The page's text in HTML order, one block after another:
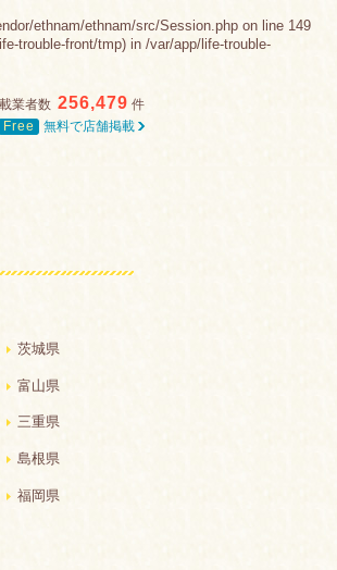
ethnam/ethnam/src/Session.php on line 149
trouble-front/tmp) in /var/app/life-trouble-
業者数 256,479 件
Free
無料で店舗掲載
茨城県
富山県
三重県
島根県
福岡県